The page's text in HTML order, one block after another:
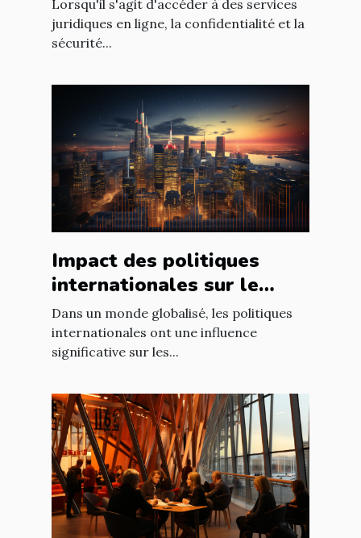
ligne
Lorsqu'il s'agit d'accéder à des services
juridiques en ligne, la confidentialité et la
sécurité...
Impact des politiques
internationales sur le
marché immobilier
français
Dans un monde globalisé, les politiques
internationales ont une influence
significative sur les...